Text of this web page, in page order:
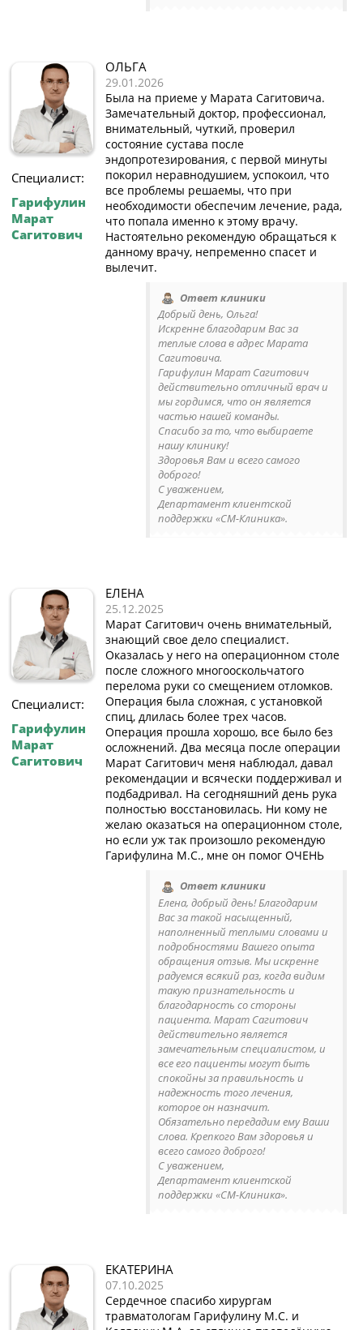
Специалист:
Гарифулин
Марат
Сагитович
ОЛЬГА
29.01.2026
Была на приеме у Марата Сагитовича.
Замечательный доктор, профессионал,
внимательный, чуткий, проверил
состояние сустава после
эндопротезирования, с первой минуты
покорил неравнодушием, успокоил, что
все проблемы решаемы, что при
необходимости обеспечим лечение, рада,
что попала именно к этому врачу.
Настоятельно рекомендую обращаться к
данному врачу, непременно спасет и
вылечит.
Ответ клиники
Добрый день, Ольга!
Искренне благодарим Вас за
теплые слова в адрес Марата
Сагитовича.
Гарифулин Марат Сагитович
действительно отличный врач и
мы гордимся, что он является
частью нашей команды.
Спасибо за то, что выбираете
нашу клинику!
Здоровья Вам и всего самого
доброго!
С уважением,
Департамент клиентской
поддержки «СМ-Клиника».
Специалист:
Гарифулин
Марат
Сагитович
ЕЛЕНА
25.12.2025
Марат Сагитович очень внимательный,
знающий свое дело специалист.
Оказалась у него на операционном столе
после сложного многооскольчатого
перелома руки со смещением отломков.
Операция была сложная, с установкой
спиц, длилась более трех часов.
Операция прошла хорошо, все было без
осложнений. Два месяца после операции
Марат Сагитович меня наблюдал, давал
рекомендации и всячески поддерживал и
подбадривал. На сегодняшний день рука
полностью восстановилась. Ни кому не
желаю оказаться на операционном столе,
но если уж так произошло рекомендую
Гарифулина М.С., мне он помог ОЧЕНЬ
Ответ клиники
Елена, добрый день! Благодарим
Вас за такой насыщенный,
наполненный теплыми словами и
подробностями Вашего опыта
обращения отзыв. Мы искренне
радуемся всякий раз, когда видим
такую признательность и
благодарность со стороны
пациента. Марат Сагитович
действительно является
замечательным специалистом, и
все его пациенты могут быть
спокойны за правильность и
надежность того лечения,
которое он назначит.
Обязательно передадим ему Ваши
слова. Крепкого Вам здоровья и
всего самого доброго!
С уважением,
Департамент клиентской
поддержки «СМ-Клиника».
ЕКАТЕРИНА
07.10.2025
Сердечное спасибо хирургам
травматологам Гарифулину М.С. и